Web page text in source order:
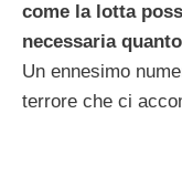
come la lotta
necessaria
Un ennesimo
terrore che ci